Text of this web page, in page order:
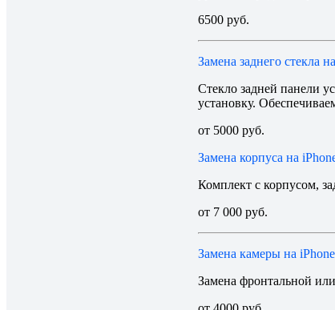
6500 руб.
Замена заднего стекла
Стекло задней панели
установку.
от 5000 руб.
Замена корпуса на
Комплект с корпусом,
от 7 000 руб.
Замена камеры на
Замена фронтальной